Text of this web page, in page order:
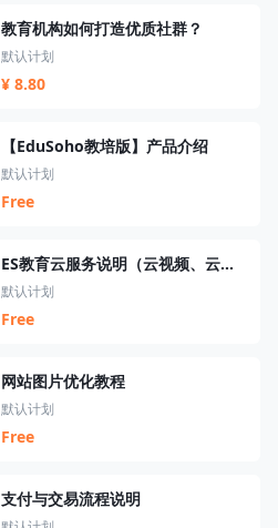
教育机构如何打造优质社群？
默认计划
¥ 8.80
【EduSoho教培版】产品介绍
默认计划
Free
ES教育云服务说明（云视频、云短信、云资源、云搜索、云直播）
默认计划
Free
网站图片优化教程
默认计划
Free
支付与交易流程说明